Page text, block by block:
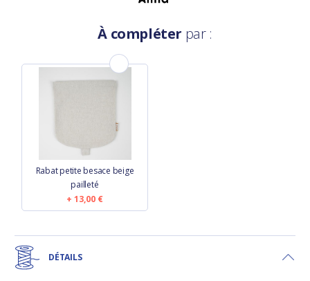
À compléter par :
Rabat petite besace beige
pailleté
13,00 €
DÉTAILS